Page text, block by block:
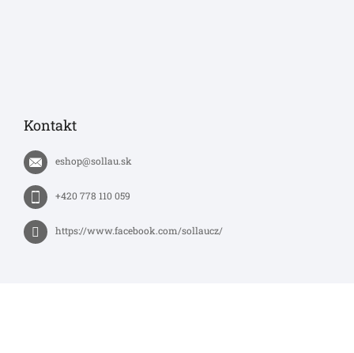
Kontakt
eshop@sollau.sk
+420 778 110 059
https://www.facebook.com/sollaucz/